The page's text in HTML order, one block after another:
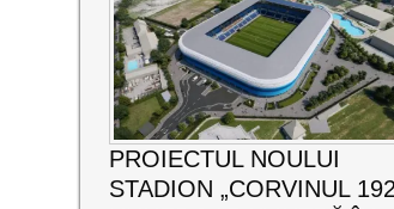
PROIECTUL NOULUI
STADION „CORVINUL